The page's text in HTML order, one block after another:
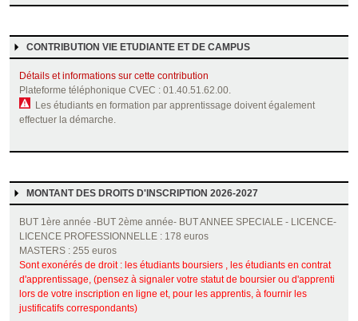
CONTRIBUTION VIE ETUDIANTE ET DE CAMPUS
Détails et informations sur cette contribution
Plateforme téléphonique CVEC : 01.40.51.62.00.
Les étudiants en formation par apprentissage doivent également
effectuer la démarche.
MONTANT DES DROITS D'INSCRIPTION 2026-2027
BUT 1ère année -BUT 2ème année- BUT ANNEE SPECIALE - LICENCE-
LICENCE PROFESSIONNELLE : 178 euros
MASTERS : 255 euros
Sont exonérés de droit : les étudiants boursiers , les étudiants en contrat
d'apprentissage, (pensez à signaler votre statut de boursier ou d'apprenti
lors de votre inscription en ligne et, pour les apprentis, à fournir les
justificatifs correspondants)